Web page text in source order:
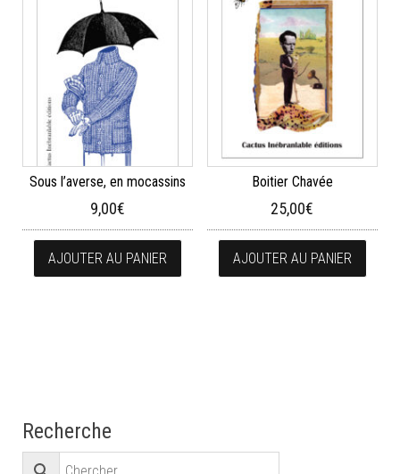
Sous l’averse, en mocassins
9,00€
AJOUTER AU PANIER
Boitier Chavée
25,00€
AJOUTER AU PANIER
Recherche